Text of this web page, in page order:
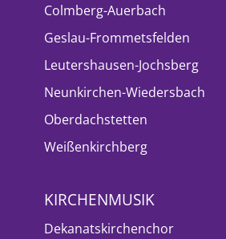
Colmberg-Auerbach
Geslau-Frommetsfelden
Leutershausen-Jochsberg
Neunkirchen-Wiedersbach
Oberdachstetten
Weißenkirchberg
KIRCHENMUSIK
Dekanatskirchenchor